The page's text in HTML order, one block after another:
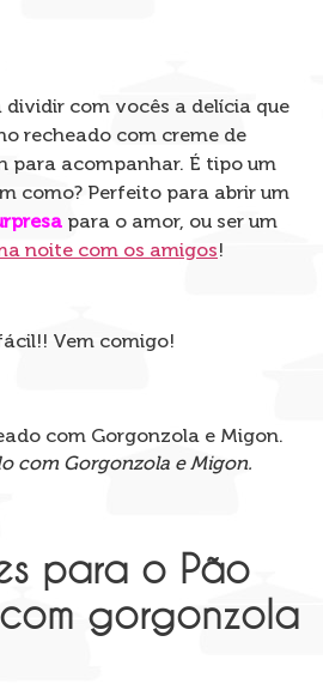
dividir com vocês a delícia que
recheado com creme de
para acompanhar. É tipo um
como? Perfeito para abrir um
para o amor, ou ser um
noite com os amigos!
Vem comigo!
com Gorgonzola e Migon.
para o Pão
gorgonzola